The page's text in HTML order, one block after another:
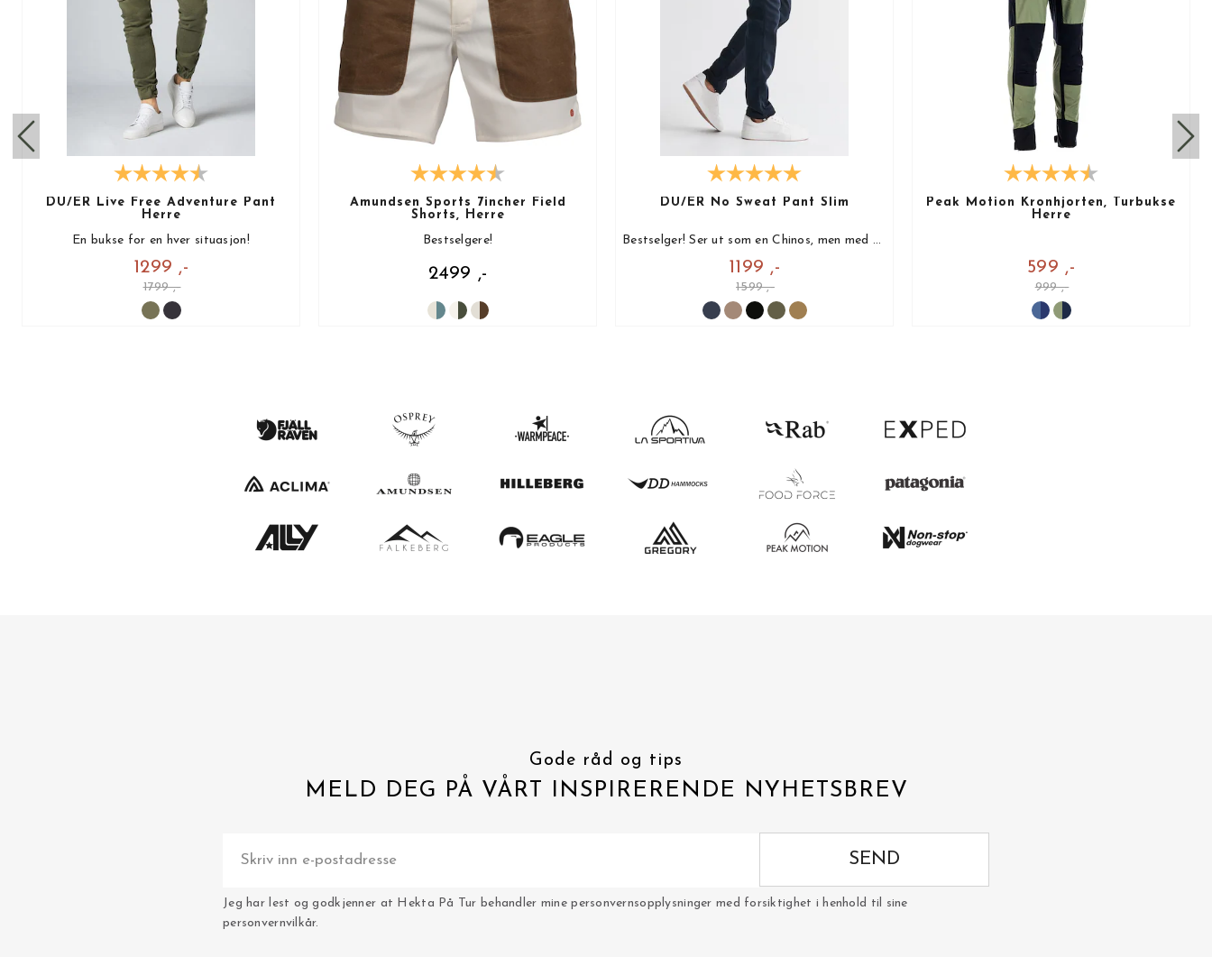
DU/ER Live Free Adventure Pant
Herre
En bukse for en hver situasjon!
1299 ,-
1799 ,-
Amundsen Sports 7incher Field
Shorts, Herre
Bestselgere!
2499 ,-
DU/ER No Sweat Pant Slim
Bestselger! Ser ut som en Chinos, men med komforten til en joggebukse!
1199 ,-
1599 ,-
Peak Motion Kronhjorten, Turbukse
Herre
599 ,-
999 ,-
Gode råd og tips
MELD DEG PÅ VÅRT INSPIRERENDE NYHETSBREV
SEND
Jeg har lest og godkjenner at Hekta På Tur behandler mine personvernsopplysninger med forsiktighet i henhold til sine
personvernvilkår.